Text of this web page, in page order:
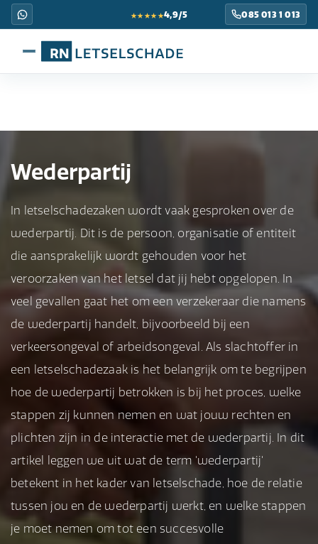
★★★★★4,9/5 085 013 1 013
Wederpartij
In letselschadezaken wordt vaak gesproken over de
wederpartij. Dit is de persoon, organisatie of entiteit
die aansprakelijk wordt gehouden voor het
veroorzaken van het letsel dat jij hebt opgelopen. In
veel gevallen gaat het om een verzekeraar die namens
de wederpartij handelt, bijvoorbeeld bij een
verkeersongeval of arbeidsongeval. Als slachtoffer in
een letselschadezaak is het belangrijk om te begrijpen
hoe de wederpartij betrokken is bij het proces, welke
stappen zij kunnen nemen en wat jouw rechten en
plichten zijn in de interactie met de wederpartij. In dit
artikel leggen we uit wat de term 'wederpartij'
betekent in het kader van letselschade, hoe de relatie
tussen jou en de wederpartij werkt, en welke stappen
je moet nemen om tot een succesvolle